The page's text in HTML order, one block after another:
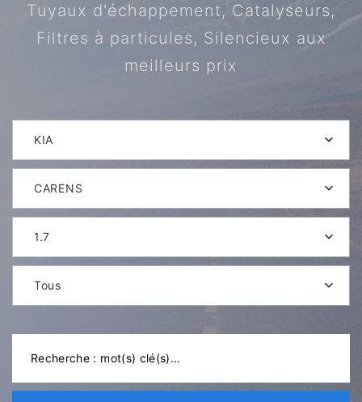
Tuyaux d'échappement, Catalyseurs,
Filtres à particules, Silencieux aux
meilleurs prix
KIA
CARENS
1.7
Tous